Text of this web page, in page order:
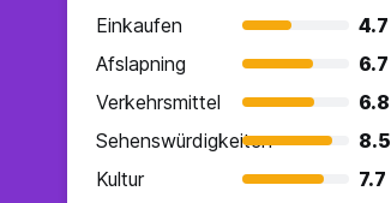
Einkaufen
4.7
Afslapning
6.7
Verkehrsmittel
6.8
Sehenswürdigkeiten
8.5
Kultur
7.7